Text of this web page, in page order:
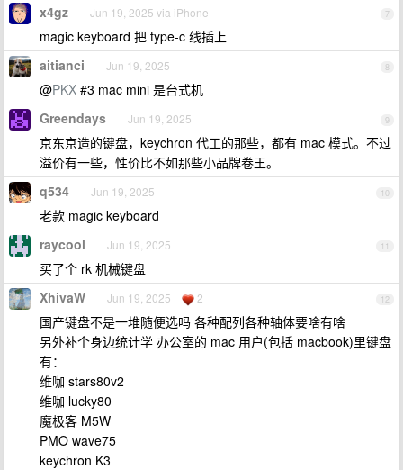
7
x4gz Jun 19, 2025 via iPhone
magic keyboard 把 type-c 线插上
8
aitianci Jun 19, 2025
@PKX #3 mac mini 是台式机
9
Greendays Jun 19, 2025
京东京造的键盘，keychron 代工的那些，都有 mac 模式。不过
溢价有一些，性价比不如那些小品牌卷王。
10
q534 Jun 19, 2025
老款 magic keyboard
11
raycool Jun 19, 2025
买了个 rk 机械键盘
12
XhivaW Jun 19, 2025 2
国产键盘不是一堆随便选吗 各种配列各种轴体要啥有啥
另外补个身边统计学 办公室的 mac 用户(包括 macbook)里键盘
有：
维咖 stars80v2
维咖 lucky80
魔极客 M5W
PMO wave75
keychron K3